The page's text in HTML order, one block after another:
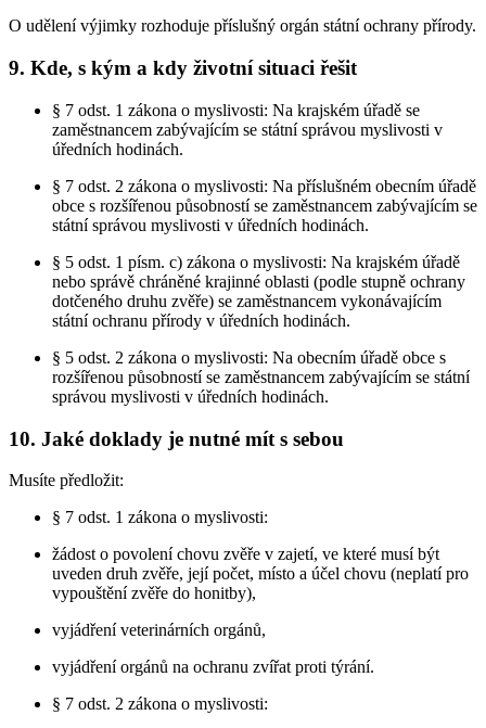
O udělení výjimky rozhoduje příslušný orgán státní ochrany přírody.
9. Kde, s kým a kdy životní situaci řešit
§ 7 odst. 1 zákona o myslivosti: Na krajském úřadě se
zaměstnancem zabývajícím se státní správou myslivosti v
úředních hodinách.
§ 7 odst. 2 zákona o myslivosti: Na příslušném obecním úřadě
obce s rozšířenou působností se zaměstnancem zabývajícím se
státní správou myslivosti v úředních hodinách.
§ 5 odst. 1 písm. c) zákona o myslivosti: Na krajském úřadě
nebo správě chráněné krajinné oblasti (podle stupně ochrany
dotčeného druhu zvěře) se zaměstnancem vykonávajícím
státní ochranu přírody v úředních hodinách.
§ 5 odst. 2 zákona o myslivosti: Na obecním úřadě obce s
rozšířenou působností se zaměstnancem zabývajícím se státní
správou myslivosti v úředních hodinách.
10. Jaké doklady je nutné mít s sebou
Musíte předložit:
§ 7 odst. 1 zákona o myslivosti:
žádost o povolení chovu zvěře v zajetí, ve které musí být
uveden druh zvěře, její počet, místo a účel chovu (neplatí pro
vypouštění zvěře do honitby),
vyjádření veterinárních orgánů,
vyjádření orgánů na ochranu zvířat proti týrání.
§ 7 odst. 2 zákona o myslivosti: